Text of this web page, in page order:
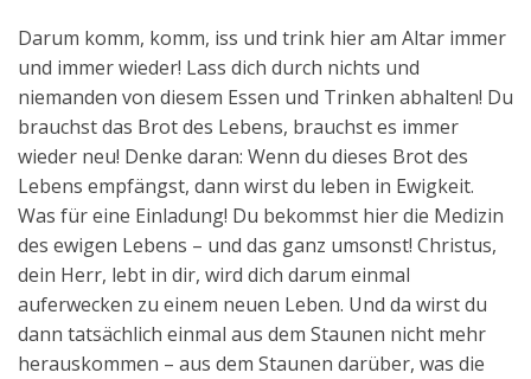
Darum komm, komm, iss und trink hier am Altar immer
und immer wieder! Lass dich durch nichts und
niemanden von diesem Essen und Trinken abhalten! Du
brauchst das Brot des Lebens, brauchst es immer
wieder neu! Denke daran: Wenn du dieses Brot des
Lebens empfängst, dann wirst du leben in Ewigkeit.
Was für eine Einladung! Du bekommst hier die Medizin
des ewigen Lebens – und das ganz umsonst! Christus,
dein Herr, lebt in dir, wird dich darum einmal
auferwecken zu einem neuen Leben. Und da wirst du
dann tatsächlich einmal aus dem Staunen nicht mehr
herauskommen – aus dem Staunen darüber, was die